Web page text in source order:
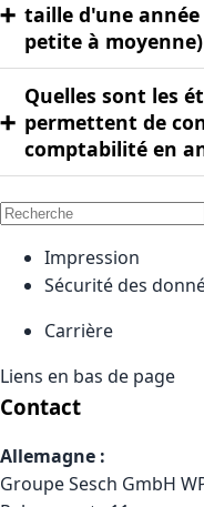
➕ taille d'une
petite à moyenne)
➕
Quelles sont les
permettent de
comptabilité en
Impression
Sécurité des
Carrière
Liens en bas de page
Contact
Allemagne :
Groupe Sesch GmbH